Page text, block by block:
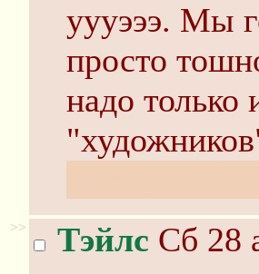
уууэээ. Мы
просто
надо только
>> Тэйлс Сб 28